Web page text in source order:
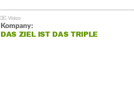
Kompany:
DAS ZIEL IST DAS TRIPLE